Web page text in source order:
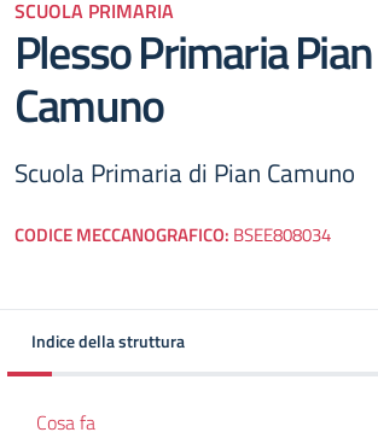
SCUOLA PRIMARIA
Plesso Primaria Pian
Camuno
Scuola Primaria di Pian Camuno
CODICE MECCANOGRAFICO: BSEE808034
Indice della struttura
Cosa fa